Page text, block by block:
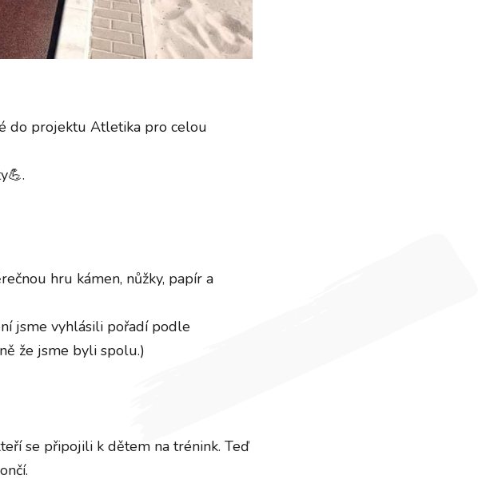
do projektu Atletika pro celou
hru kámen, nůžky, papír a
jsme vyhlásili pořadí podle
že jsme byli spolu.)
se připojili k dětem na trénink. Teď